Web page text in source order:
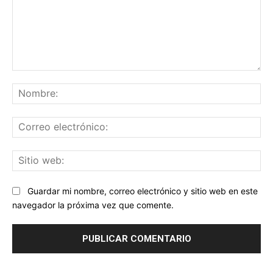
Guardar mi nombre, correo electrónico y sitio web en este
navegador la próxima vez que comente.